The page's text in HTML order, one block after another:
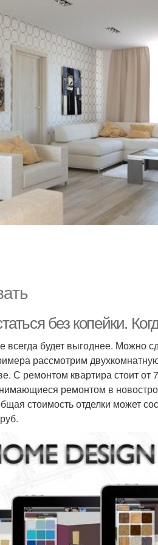
без копейки.
всегда будет выгоднее. Можно
рассмотрим
С ремонтом квартира стоит от
ремонтом в
стоимость отделки может